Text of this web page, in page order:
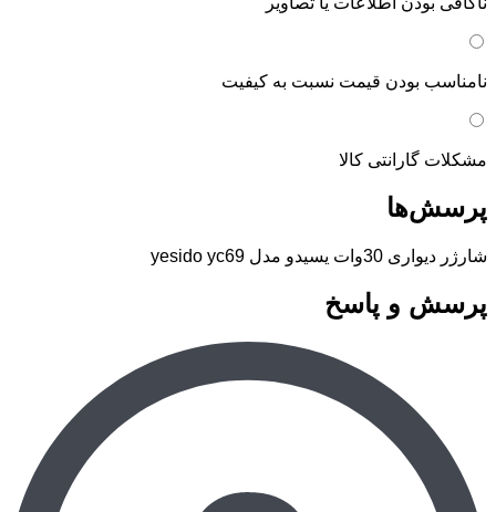
نامناسب بودن قیمت نسبت به کیفیت
مشکلات گارانتی کالا
پرسش‌ها
شارژر دیواری 30وات یسیدو مدل yesido yc69
پرسش و پاسخ